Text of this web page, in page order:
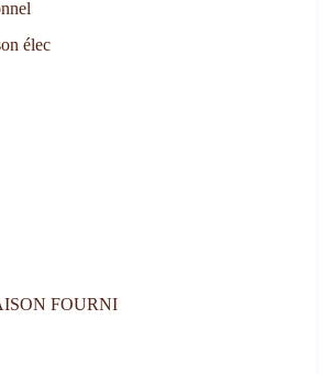
élec
FOURNI